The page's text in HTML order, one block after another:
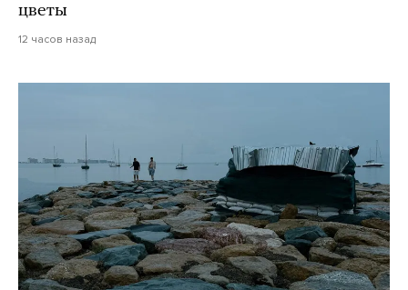
цветы
12 часов назад